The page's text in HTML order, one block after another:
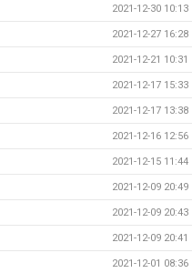
2021-12-30 10:13
2021-12-27 16:28
2021-12-21 10:31
2021-12-17 15:33
2021-12-17 13:38
2021-12-16 12:56
2021-12-15 11:44
2021-12-09 20:49
2021-12-09 20:43
2021-12-09 20:41
2021-12-01 08:36